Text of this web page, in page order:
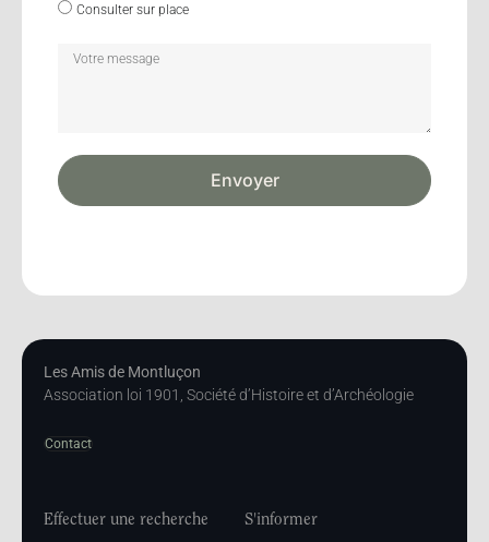
Consulter sur place
Envoyer
Les Amis de Montluçon
Association loi 1901, Société d’Histoire et d’Archéologie
Contact
Effectuer une recherche S'informer